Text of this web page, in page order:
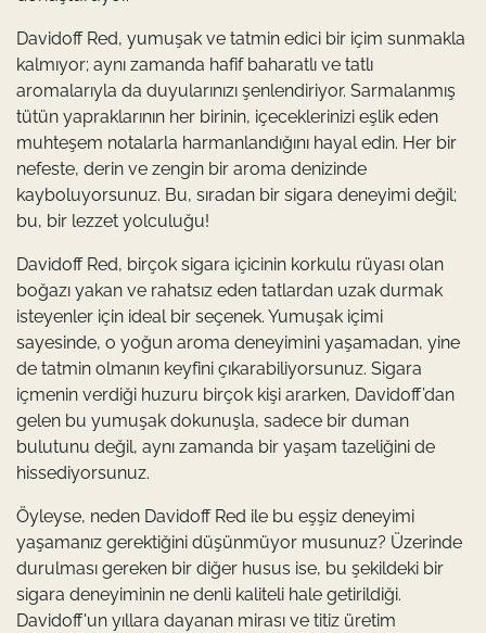
Davidoff Red, yumuşak ve tatmin edici bir içim sunmakla
kalmıyor; aynı zamanda hafif baharatlı ve tatlı
aromalarıyla da duyularınızı şenlendiriyor. Sarmalanmış
tütün yapraklarının her birinin, içeceklerinizi eşlik eden
muhteşem notalarla harmanlandığını hayal edin. Her bir
nefeste, derin ve zengin bir aroma denizinde
kayboluyorsunuz. Bu, sıradan bir sigara deneyimi değil;
bu, bir lezzet yolculuğu!
Davidoff Red, birçok sigara içicinin korkulu rüyası olan
boğazı yakan ve rahatsız eden tatlardan uzak durmak
isteyenler için ideal bir seçenek. Yumuşak içimi
sayesinde, o yoğun aroma deneyimini yaşamadan, yine
de tatmin olmanın keyfini çıkarabiliyorsunuz. Sigara
içmenin verdiği huzuru birçok kişi ararken, Davidoff’dan
gelen bu yumuşak dokunuşla, sadece bir duman
bulutunu değil, aynı zamanda bir yaşam tazeliğini de
hissediyorsunuz.
Öyleyse, neden Davidoff Red ile bu eşşiz deneyimi
yaşamanız gerektiğini düşünmüyor musunuz? Üzerinde
durulması gereken bir diğer husus ise, bu şekildeki bir
sigara deneyiminin ne denli kaliteli hale getirildiği.
Davidoff'un yıllara dayanan mirası ve titiz üretim